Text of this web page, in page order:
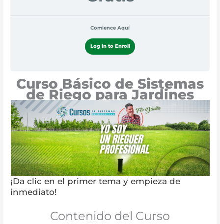
Comience Aquí
Log In to Enroll
Curso Básico de Sistemas
de Riego para Jardines
¡Da clic en el primer tema y empieza de
inmediato!
Contenido del Curso